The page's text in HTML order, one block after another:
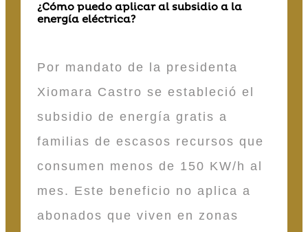
¿Cómo puedo aplicar al subsidio a la
energía eléctrica?
Por mandato de la presidenta
Xiomara Castro se estableció el
subsidio de energía gratis a
familias de escasos recursos que
consumen menos de 150 KW/h al
mes. Este beneficio no aplica a
abonados que viven en zonas